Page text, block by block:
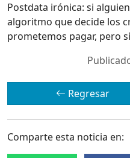
Postdata irónica: si
algoritmo que decide los
prometemos pagar, pero
Regresar
Comparte esta noticia en: